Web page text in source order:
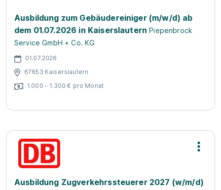
Ausbildung zum Gebäudereiniger (m/w/d) ab
dem 01.07.2026 in Kaiserslautern Piepenbrock
Service GmbH + Co. KG
01.07.2026
67653 Kaiserslautern
1.000 - 1.300 € pro Monat
Ausbildung Zugverkehrssteuerer 2027 (w/m/d)